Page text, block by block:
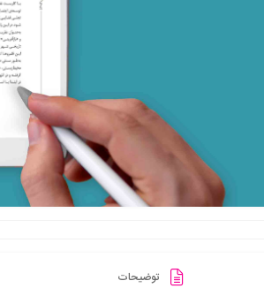
توضیحات